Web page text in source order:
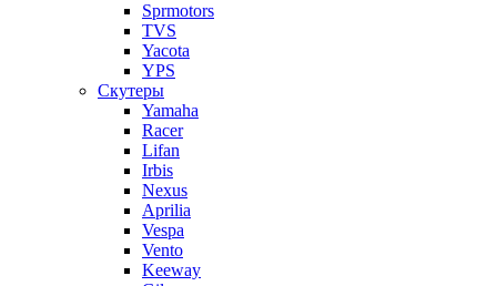
Sprmotors
TVS
Yacota
YPS
Скутеры
Yamaha
Racer
Lifan
Irbis
Nexus
Aprilia
Vespa
Vento
Keeway